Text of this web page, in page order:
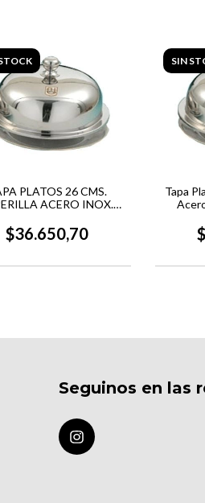
PLATOS 26 CMS.
ACERO INOX.
$36.650,70
SIN
Tapa
Seguinos en las